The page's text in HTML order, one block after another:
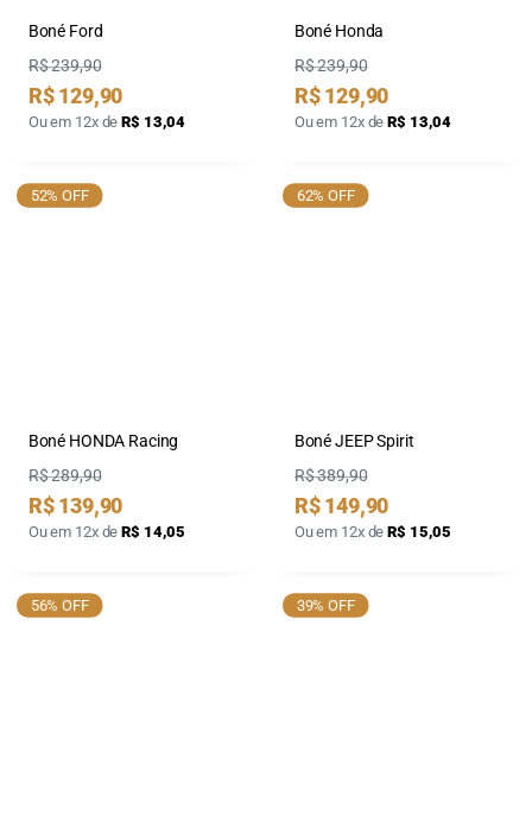
Boné Ford
Preço
por
R$ 129,90
Preço
R$ 239,90
Ou em 12x deR$ 13,04
Boné Honda
Preço
por
R$ 129,90
Preço
R$ 239,90
Ou em 12x deR$ 13,04
52% OFF
Boné HONDA Racing
Preço
por
R$ 139,90
Preço
R$ 289,90
Ou em 12x deR$ 14,05
62% OFF
Boné JEEP Spirit
Preço
por
R$ 149,90
Preço
R$ 389,90
Ou em 12x deR$ 15,05
56% OFF 39% OFF